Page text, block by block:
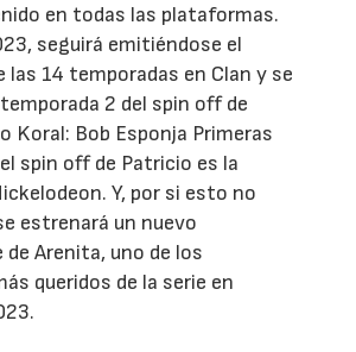
en todas las plataformas.
seguirá emitiéndose el
las 14 temporadas en Clan y se
2 del spin off de
Koral: Bob Esponja Primeras
spin off de Patricio es la
Y, por si esto no
estrenará un nuevo
Arenita, uno de los
queridos de la serie en